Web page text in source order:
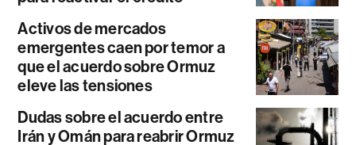
Activos de mercados
emergentes caen por temor a
que el acuerdo sobre Ormuz
eleve las tensiones
Dudas sobre el acuerdo entre
Irán y Omán para reabrir Ormuz